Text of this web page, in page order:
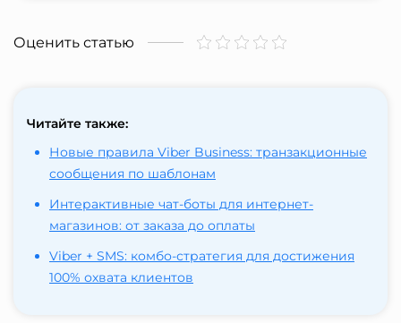
Оценить статью
Читайте также:
Новые правила Viber Business: транзакционные
сообщения по шаблонам
Интерактивные чат-боты для интернет-
магазинов: от заказа до оплаты
Viber + SMS: комбо-стратегия для достижения
100% охвата клиентов